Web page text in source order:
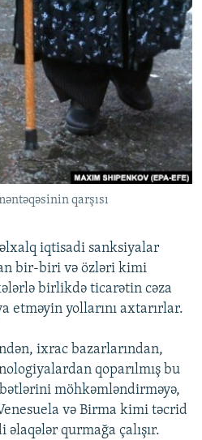
STANDARTLARIMIZ
qarşısı
iqtisadi sanksiyalar
bir-biri və özləri kimi
birlikdə ticarətin cəza
etməyin yollarını axtarırlar.
ixrac bazarlarından,
qoparılmış bu
möhkəmləndirməyə,
və Birma kimi təcrid
qurmağa çalışır.